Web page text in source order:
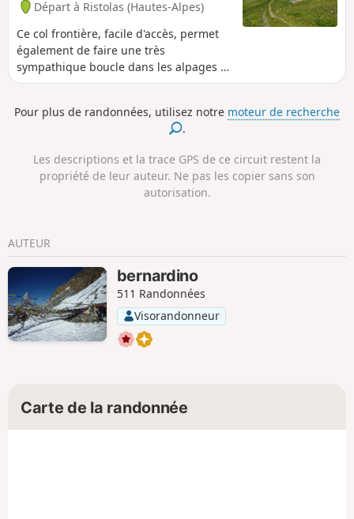
Départ à Ristolas (Hautes-Alpes)
Ce col frontière, facile d'accès, permet
également de faire une très
sympathique boucle dans les alpages et
forêts dominant la rive droite du Guil.
Pour plus de randonnées, utilisez notre moteur de recherche
.
Les descriptions et la trace GPS de ce circuit restent la
propriété de leur auteur. Ne pas les copier sans son
autorisation.
AUTEUR
bernardino
511 Randonnées
Visorandonneur
Carte de la randonnée